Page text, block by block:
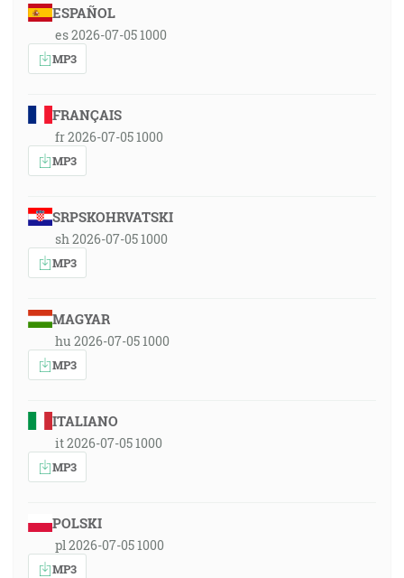
ESPAÑOL
es 2026-07-05 1000
MP3
FRANÇAIS
fr 2026-07-05 1000
MP3
SRPSKOHRVATSKI
sh 2026-07-05 1000
MP3
MAGYAR
hu 2026-07-05 1000
MP3
ITALIANO
it 2026-07-05 1000
MP3
POLSKI
pl 2026-07-05 1000
MP3